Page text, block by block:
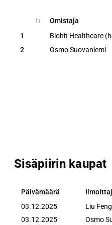
↑↓ Omistaja
↑↓ Omistaja
1
Biohit Healthcare
2
Osmo Suovaniemi
Sisäpiirin kaupat
Päivämäärä
Päivämäärä
03.12.2025
Liu Feng
03.12.2025 Osmo